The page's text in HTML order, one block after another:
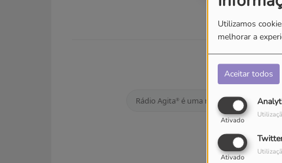
Utilizamos
melhorar a
Aceitar todos
Ativado
Ativado
INFORMAÇÃO
Rádio Agita®é uma marca registada